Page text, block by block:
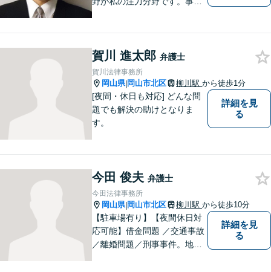
ラス対応】【後払い対応】
【日弁連国際人権問題委員会
所属】お困りの方は、お気軽
にご相談下さい。
賀川 進太郎 弁護士
賀川法律事務所
岡山県|岡山市北区 柳川駅 から徒歩1分
[夜間・休日も対応] どんな問
題でも解決の助けとなりま
す。
詳細を見
る
今田 俊夫 弁護士
今田法律事務所
岡山県|岡山市北区 柳川駅 から徒歩10分
【駐車場有り】【夜間休日対
応可能】借金問題 ／交通事故
／離婚問題／刑事事件。地域
詳細を見
る